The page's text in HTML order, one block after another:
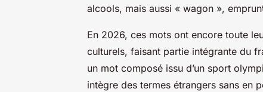
alcools, mais aussi « wagon »,
En 2026, ces mots ont encore toute
culturels, faisant partie intégrante du
un mot composé issu d’un sport
intègre des termes étrangers sans en